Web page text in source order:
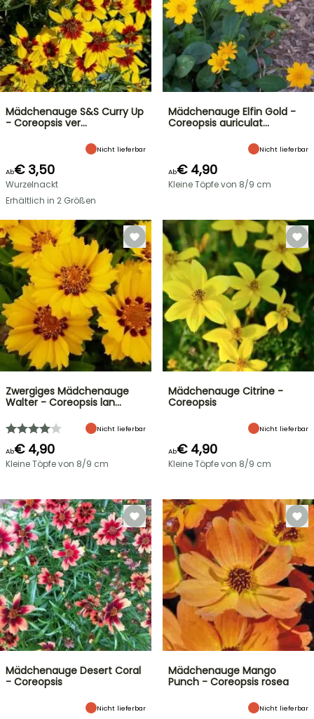
Mädchenauge S&S Curry Up
- Coreopsis ver…
Nicht lieferbar
Ab€ 3,50
Wurzelnackt
Erhältlich in 2 Größen
Mädchenauge Elfin Gold -
Coreopsis auriculat…
Nicht lieferbar
Ab€ 4,90
Kleine Töpfe von 8/9 cm
Zwergiges Mädchenauge
Walter - Coreopsis lan…
Nicht lieferbar
Ab€ 4,90
Kleine Töpfe von 8/9 cm
Mädchenauge Citrine -
Coreopsis
Nicht lieferbar
Ab€ 4,90
Kleine Töpfe von 8/9 cm
Mädchenauge Desert Coral
- Coreopsis
Nicht lieferbar
Mädchenauge Mango
Punch - Coreopsis rosea
Nicht lieferbar